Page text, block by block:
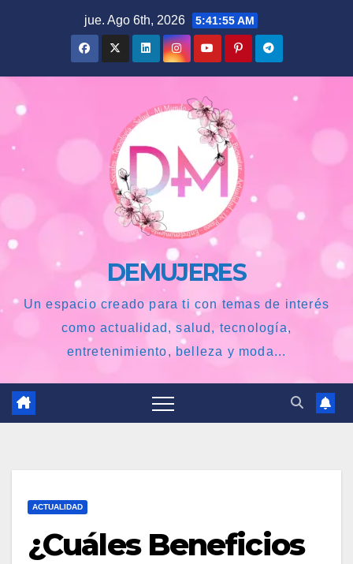
jue. Ago 6th, 2026 5:41:57 AM
DEMUJERES
Un espacio creado para ti con temas de interés
como actualidad, salud, tecnología,
entretenimiento, belleza y moda...
ACTUALIDAD
¿Cuáles Beneficios